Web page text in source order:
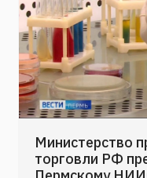
Министерство
торговли РФ